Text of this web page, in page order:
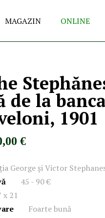
MAGAZIN ONLINE
de la
1901
€
George și Victor
45 - 90 €
x 21
Foarte bună